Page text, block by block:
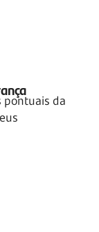
pontuais da